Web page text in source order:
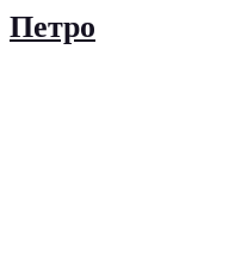
Петро